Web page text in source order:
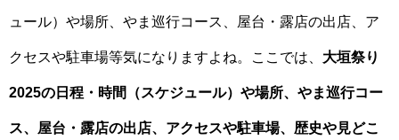
ュール）や場所、やま巡行コース、屋台・露店の出店、ア
クセスや駐車場等気になりますよね。ここでは、 大垣祭り
2025の日程・時間（スケジュール）や場所、やま巡行コー
ス、屋台・露店の出店、アクセスや駐車場、歴史や見どこ